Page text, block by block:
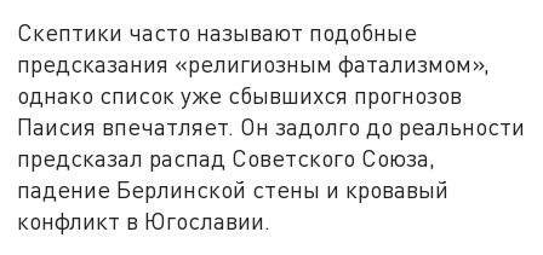
Скептики часто называют подобные
предсказания «религиозным фатализмом»,
однако список уже сбывшихся прогнозов
Паисия впечатляет. Он задолго до реальности
предсказал распад Советского Союза,
падение Берлинской стены и кровавый
конфликт в Югославии.